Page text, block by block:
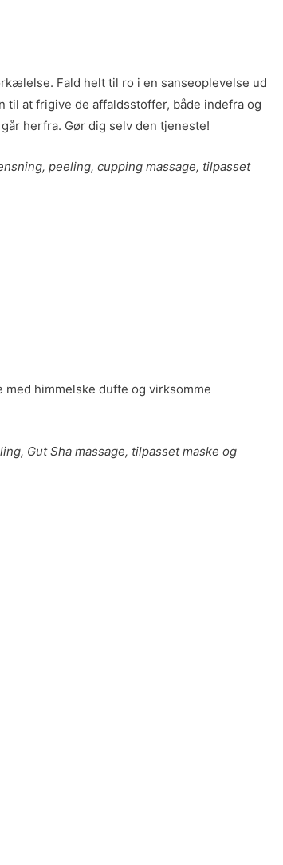
Fald helt til ro i en sanseoplevelse ud
til at frigive de affaldsstoffer, både indefra og
herfra. Gør dig selv den tjeneste!
peeling, cupping massage, tilpasset
himmelske dufte og virksomme
Gut Sha massage, tilpasset maske og